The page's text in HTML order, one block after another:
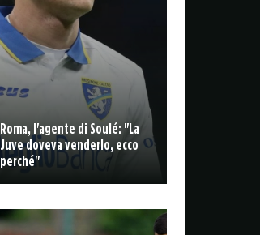
Roma, l'agente di Soulé: "La
Juve doveva venderlo, ecco
perché"